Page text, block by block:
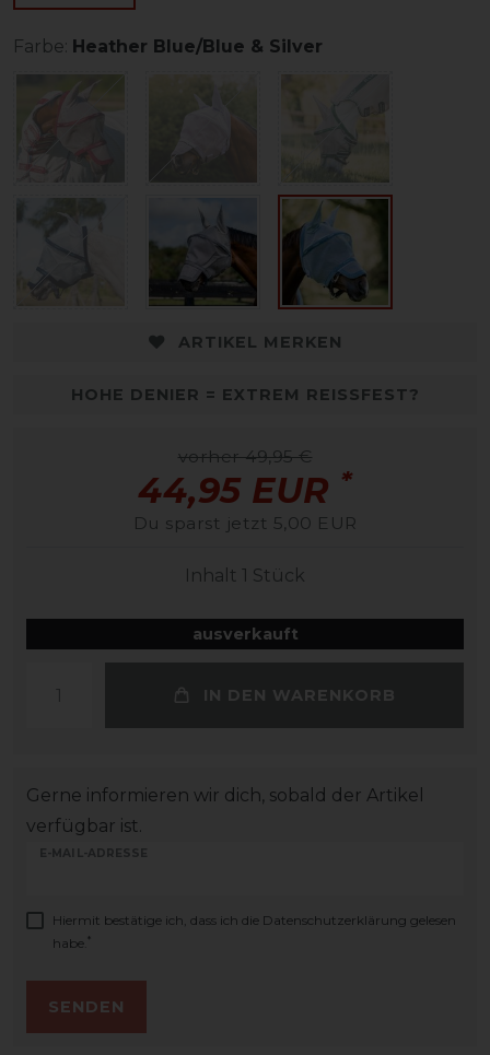
Farbe: Heather Blue/Blue & Silver
ARTIKEL MERKEN
HOHE DENIER = EXTREM REISSFEST?
vorher 49,95 €
44,95 EUR *
Du sparst jetzt 5,00 EUR
Inhalt 1 Stück
ausverkauft
IN DEN WARENKORB
Gerne informieren wir dich, sobald der Artikel
verfügbar ist.
E-MAIL-ADRESSE
Hiermit bestätige ich, dass ich die Daten­schutz­erklärung gelesen
habe. *
SENDEN